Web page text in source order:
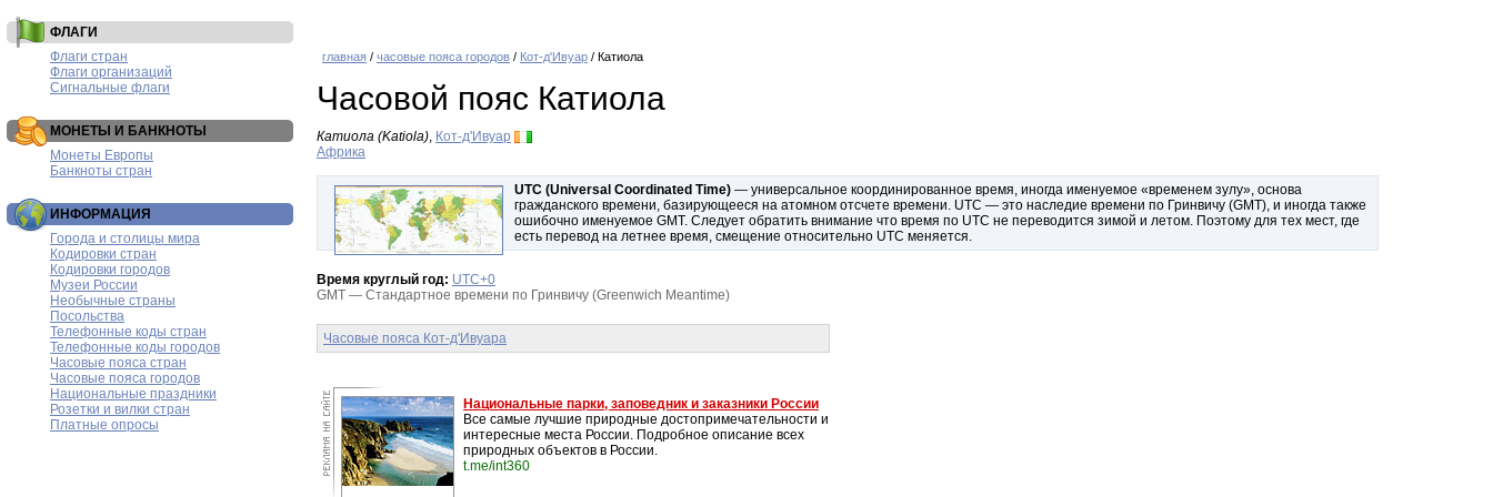
ФЛАГИ
Флаги стран
Флаги организаций
Сигнальные флаги
МОНЕТЫ И БАНКНОТЫ
Монеты Европы
Банкноты стран
ИНФОРМАЦИЯ
Города и столицы мира
Кодировки стран
Кодировки городов
Музеи России
Необычные страны
Посольства
Телефонные коды стран
Телефонные коды городов
Часовые пояса стран
Часовые пояса городов
Национальные праздники
Розетки и вилки стран
Платные опросы
главная / часовые пояса городов / Кот-д'Ивуар / Катиола
Часовой пояс Катиола
Катиола (Katiola), Кот-д'Ивуар
Африка
UTC (Universal Coordinated Time) — универсальное координированное время, иногда именуемое «временем зулу», основа
гражданского времени, базирующееся на атомном отсчете времени. UTC — это наследие времени по Гринвичу (GMT), и иногда также
ошибочно именуемое GMT. Следует обратить внимание что время по UTC не переводится зимой и летом. Поэтому для тех мест, где
есть перевод на летнее время, смещение относительно UTC меняется.
Время круглый год: UTC+0
GMT — Стандартное времени по Гринвичу (Greenwich Meantime)
Часовые пояса Кот-д'Ивуара
Национальные парки, заповедник и заказники России
Все самые лучшие природные достопримечательности и
интересные места России. Подробное описание всех
природных объектов в России.
t.me/int360